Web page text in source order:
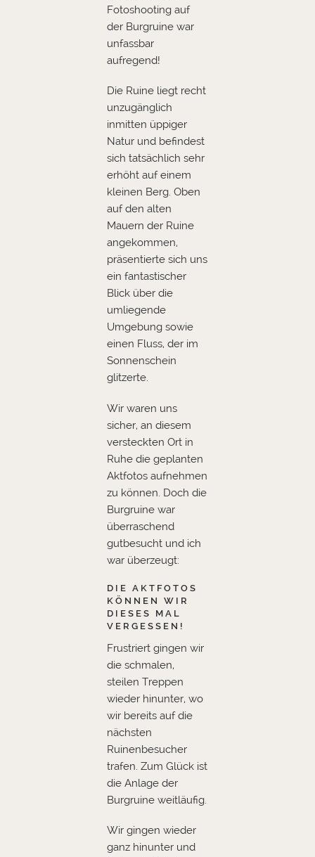
Fotoshooting auf
der Burgruine war
unfassbar
aufregend!
Die Ruine liegt recht
unzugänglich
inmitten üppiger
Natur und befindest
sich tatsächlich sehr
erhöht auf einem
kleinen Berg. Oben
auf den alten
Mauern der Ruine
angekommen,
präsentierte sich uns
ein fantastischer
Blick über die
umliegende
Umgebung sowie
einen Fluss, der im
Sonnenschein
glitzerte.
Wir waren uns
sicher, an diesem
versteckten Ort in
Ruhe die geplanten
Aktfotos aufnehmen
zu können. Doch die
Burgruine war
überraschend
gutbesucht und ich
war überzeugt:
DIE AKTFOTOS
KÖNNEN WIR
DIESES MAL
VERGESSEN!
Frustriert gingen wir
die schmalen,
steilen Treppen
wieder hinunter, wo
wir bereits auf die
nächsten
Ruinenbesucher
trafen. Zum Glück ist
die Anlage der
Burgruine weitläufig.
Wir gingen wieder
ganz hinunter und